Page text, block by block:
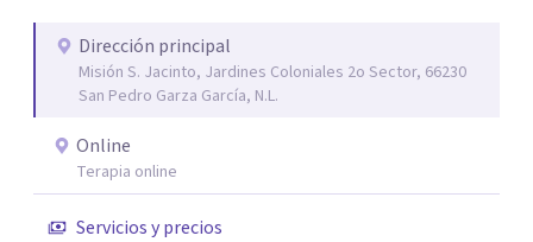
personales.
Dirección principal
Misión S. Jacinto, Jardines Coloniales 2o Sector, 66230
San Pedro Garza García, N.L.
Online
Terapia online
Servicios y precios